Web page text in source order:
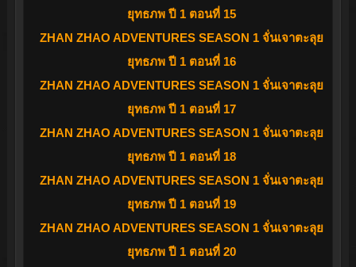
ยุทธภพ ปี 1 ตอนที่ 15
ZHAN ZHAO ADVENTURES SEASON 1 จั่นเจาตะลุย
ยุทธภพ ปี 1 ตอนที่ 16
ZHAN ZHAO ADVENTURES SEASON 1 จั่นเจาตะลุย
ยุทธภพ ปี 1 ตอนที่ 17
ZHAN ZHAO ADVENTURES SEASON 1 จั่นเจาตะลุย
ยุทธภพ ปี 1 ตอนที่ 18
ZHAN ZHAO ADVENTURES SEASON 1 จั่นเจาตะลุย
ยุทธภพ ปี 1 ตอนที่ 19
ZHAN ZHAO ADVENTURES SEASON 1 จั่นเจาตะลุย
ยุทธภพ ปี 1 ตอนที่ 20